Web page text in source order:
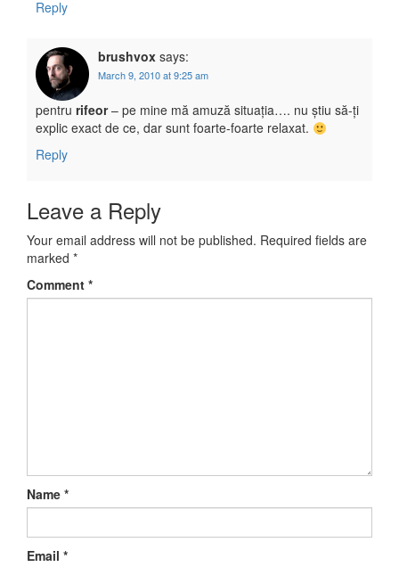
Reply
brushvox says:
March 9, 2010 at 9:25 am
pentru rifeor– pe mine mă amuză situația…. nu știu să-ți
explic exact de ce, dar sunt foarte-foarte relaxat.
Reply
Leave a Reply
Your email address will not be published. Required fields are
marked *
Comment *
Name *
Email *